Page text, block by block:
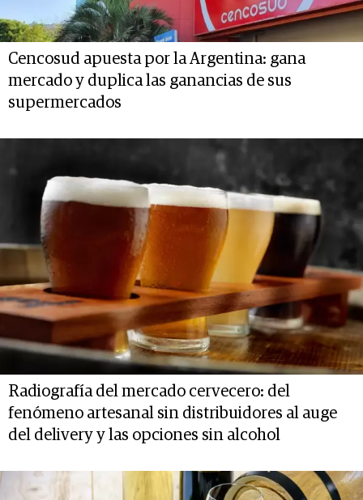
Cencosud apuesta por la Argentina: gana
mercado y duplica las ganancias de sus
supermercados
Radiografía del mercado cervecero: del
fenómeno artesanal sin distribuidores al auge
del delivery y las opciones sin alcohol